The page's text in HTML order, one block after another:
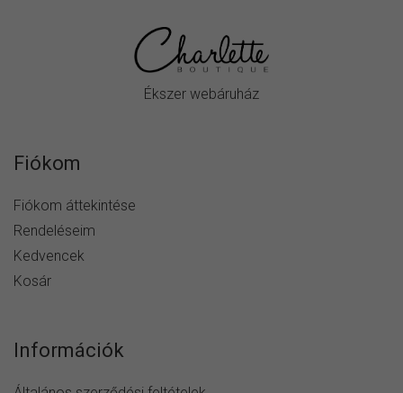
Ékszer webáruház
Fiókom
Fiókom áttekintése
Rendeléseim
Kedvencek
Kosár
Információk